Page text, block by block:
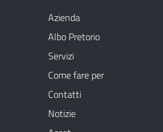
Azienda
Albo Pretorio
Servizi
Come fare per
Contatti
Notizie